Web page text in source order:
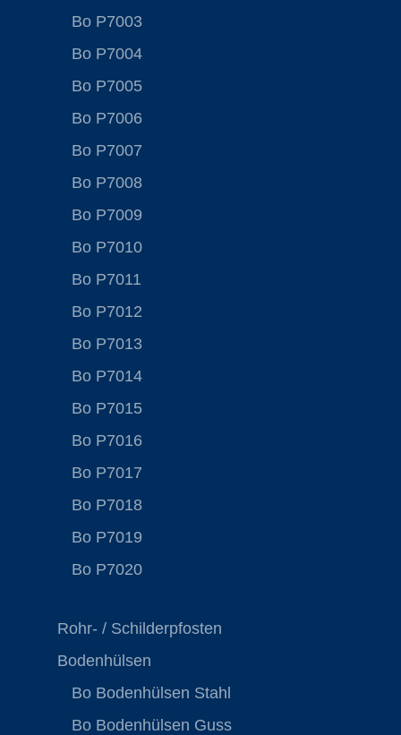
Bo P7003
Bo P7004
Bo P7005
Bo P7006
Bo P7007
Bo P7008
Bo P7009
Bo P7010
Bo P7011
Bo P7012
Bo P7013
Bo P7014
Bo P7015
Bo P7016
Bo P7017
Bo P7018
Bo P7019
Bo P7020
Rohr- / Schilderpfosten
Bodenhülsen
Bo Bodenhülsen Stahl
Bo Bodenhülsen Guss